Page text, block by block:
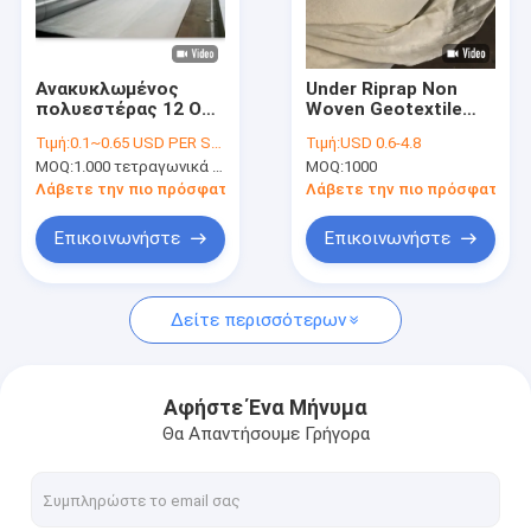
Γύρος εργοστασίων
Περιπτώσεις
HDPE σκάφος της γραμμής Geomembrane
LDPE Geomembrane σκάφος της γραμμής
Σύνθετο Geomembrane
Ανακυκλωμένος
πολυεστέρας 12 Oz
Geotextile 100-800
G/M2
Τιμή:0.1~0.65 USD PER SQM
MOQ:1.000 τετραγωνικά μέτρα
Λάβετε την πιο πρόσφατη τιμή
Επικοινωνήστε
Under Riprap Non
Woven Geotextile
Slope Erosion
Control
Τιμή:USD 0.6-4.8
MOQ:1000
Λάβετε την πιο πρόσφατη
Επικοινωνήστε
Δείτε περισσότερων
Αφήστε Ένα Μήνυμα
Θα Απαντήσουμε Γρήγορα